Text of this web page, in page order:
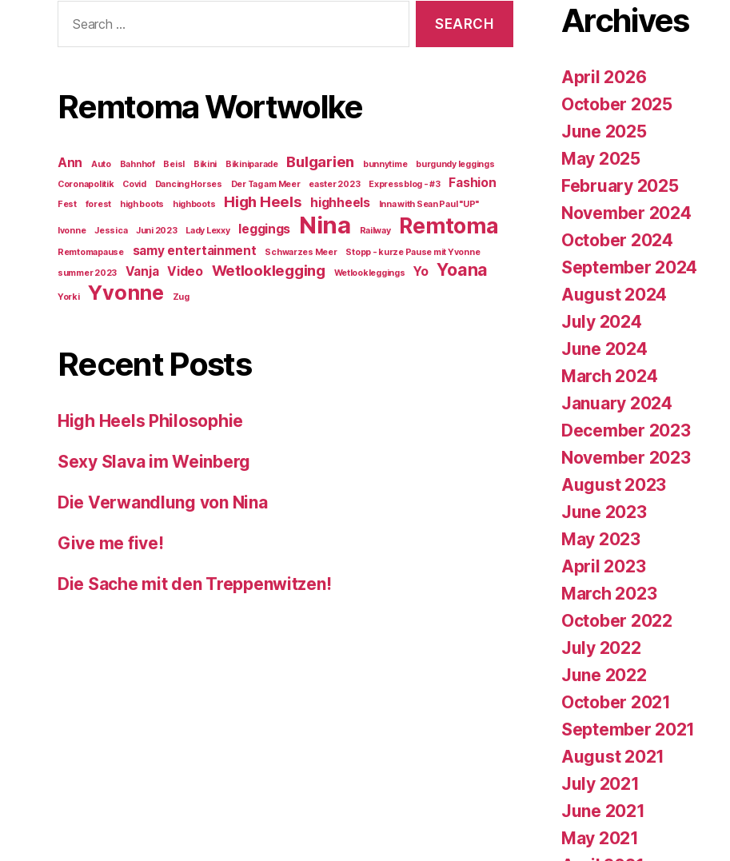
for:
Remtoma Wortwolke
Ann Auto Bahnhof Beisl Bikini Bikiniparade Bulgarien bunnytime
burgundy leggings
Coronapolitik
Covid Dancing Horses Der Tag am Meer easter 2023 Expressblog - #3 Fashion
Fest forest high boots highboots High Heels highheels Inna with Sean Paul "UP"
Ivonne Jessica Juni 2023 Lady Lexxy leggings Nina Railway Remtoma
Remtomapause samy entertainment Schwarzes Meer
Stopp - kurze Pause mit Yvonne
summer 2023
Vanja Video Wetlooklegging Wetlookleggings Yo Yoana
Yorki Yvonne Zug
Recent Posts
High Heels Philosophie
Sexy Slava im Weinberg
Die Verwandlung von Nina
Give me five!
Die Sache mit den Treppenwitzen!
Archives
April 2026
October 2025
June 2025
May 2025
February 2025
November 2024
October 2024
September 2024
August 2024
July 2024
June 2024
March 2024
January 2024
December 2023
November 2023
August 2023
June 2023
May 2023
April 2023
March 2023
October 2022
July 2022
June 2022
October 2021
September 2021
August 2021
July 2021
June 2021
May 2021